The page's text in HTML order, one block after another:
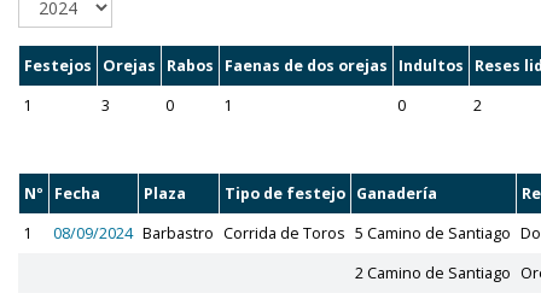
Festejos Orejas Rabos Faenas de dos orejas Indultos
Reses
1
3 0 1 0 2
Nº Fecha Plaza Tipo de festejo Ganadería
1
08/09/2024 Barbastro Corrida de Toros 5 Camino de Santiago
2 Camino de Santiago